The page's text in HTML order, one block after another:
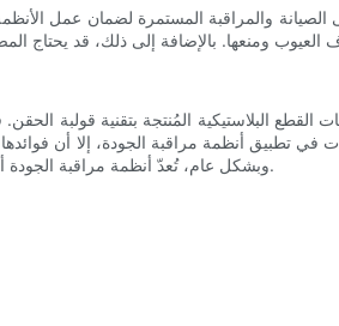
الصيانة والمراقبة المستمرة لضمان عمل
البلاستيكية المُنتجة بتقنية قولبة
تطبيق أنظمة مراقبة الجودة، إلا أن
وبشكل عام، تُعدّ أنظمة مراقبة الجودة أساسية للمصنّعين الذين يسعون إلى تقديم منتجات عالية الجودة تُلبي معايير الصناعة وتوقعات العملاء.